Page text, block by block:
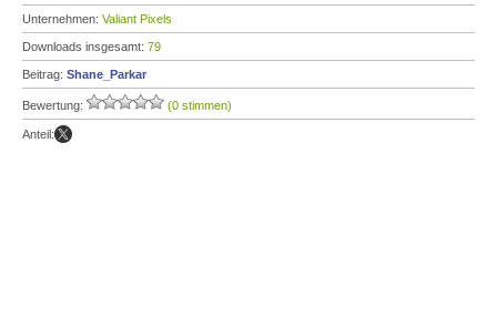
Unternehmen: Valiant Pixels
Downloads insgesamt: 79
Beitrag: Shane_Parkar
Bewertung: (0 stimmen)
Anteil: